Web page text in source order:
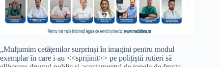
„Mulțumim cetățenilor surprinși în imagini pentru modul
exemplar în care i-au <<sprijinit>> pe polițiștii rutieri să